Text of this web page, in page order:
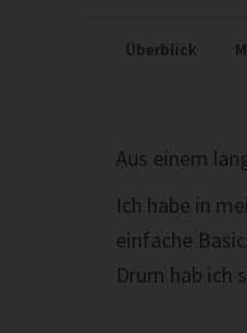
Überblick
Aus einem
Ich habe in
einfache
Drum hab ich